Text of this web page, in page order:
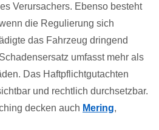
Verursachers. Ebenso besteht
die Regulierung sich
das Fahrzeug dringend
umfasst mehr als
Das Haftpflichtgutachten
und rechtlich durchsetzbar.
decken auch Mering,